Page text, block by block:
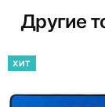
Другие
ХИТ